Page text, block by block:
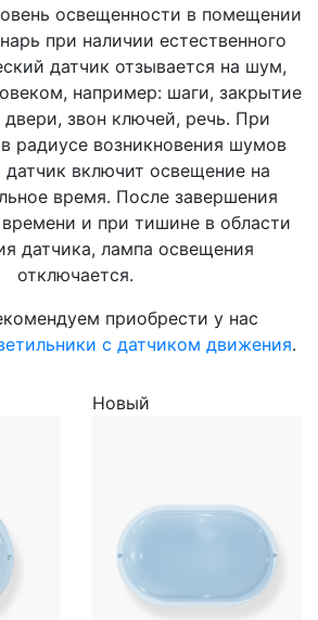
освещенности в помещении
при наличии естественного
датчик отзывается на шум,
например: шаги, закрытие
звон ключей, речь. При
радиусе возникновения шумов
датчик включит освещение на
время. После завершения
времени и при тишине в области
датчика, лампа освещения
отключается.
приобрести у нас
с датчиком движения.
Новый